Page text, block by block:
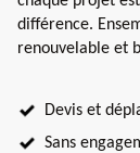
différence.
renouvelable et
Devis et
Sans